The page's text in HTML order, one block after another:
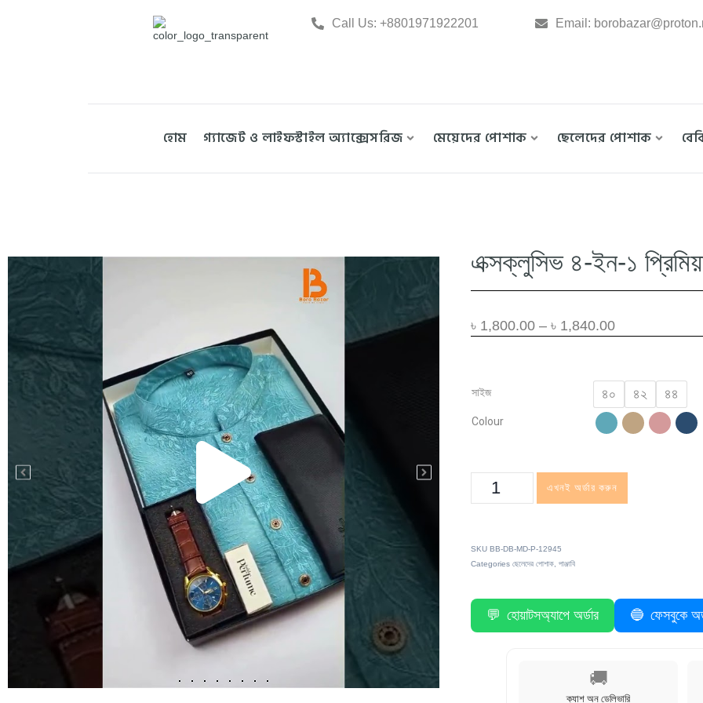
Call Us: +8801971922201 Email:
হোম গ্যাজেট ও লাইফস্টাইল অ্যাক্সেসরিজ মেয়েদের পোশাক ছেলেদের পোশাক
এক্সক্লুসিভ ৪-ইন-১
৳ 1,800.00 – ৳ 1,840.00
সাইজ ৪০ ৪২ ৪৪
Colour
এখনই অর্ডার করুন
SKU BB-DB-MD-P-12945
Categories ছেলেদের পোশাক পাঞ্জাবি
💬 হোয়াটসঅ্যাপে অর্ডার 🔵 ফেসবুকে
🚚
ক্যাশ অন ডেলিভারি